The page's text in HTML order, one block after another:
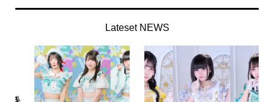
Lateset NEWS